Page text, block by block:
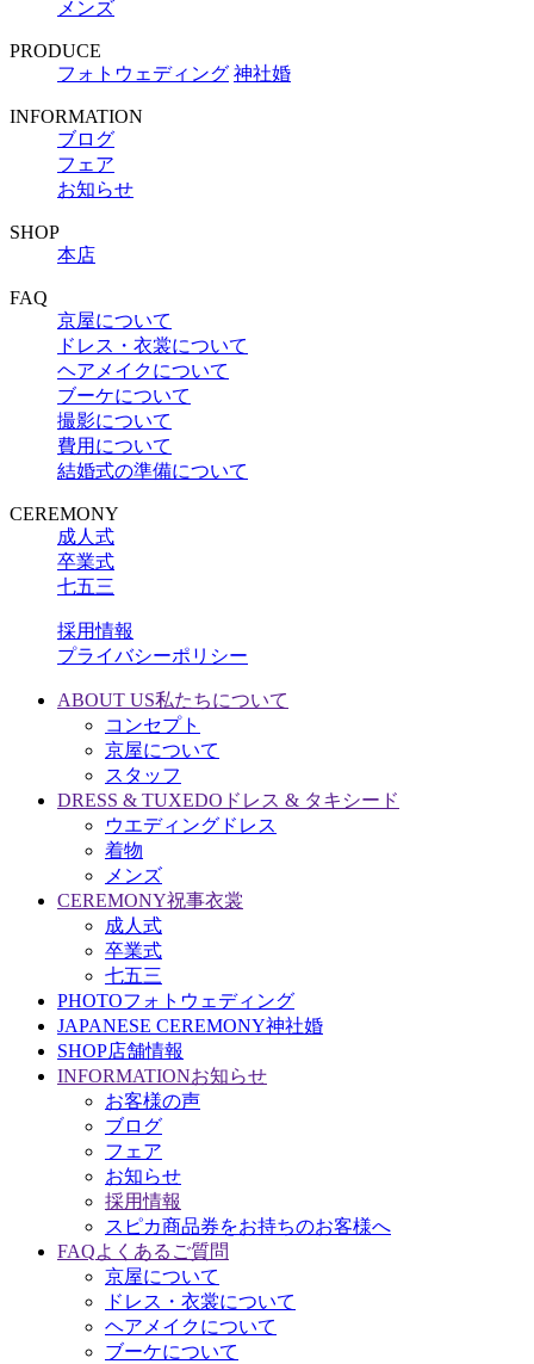
メンズ
PRODUCE
フォトウェディング 神社婚
INFORMATION
ブログ
フェア
お知らせ
SHOP
本店
FAQ
京屋について
ドレス・衣裳について
ヘアメイクについて
ブーケについて
撮影について
費用について
結婚式の準備について
CEREMONY
成人式
卒業式
七五三
採用情報
プライバシーポリシー
ABOUT US私たちについて
コンセプト
京屋について
スタッフ
DRESS & TUXEDO ドレス & タキシード
ウエディングドレス
着物
メンズ
CEREMONY祝事衣裳
成人式
卒業式
七五三
PHOTOフォトウェディング
JAPANESE CEREMONY神社婚
SHOP店舗情報
INFORMATIONお知らせ
お客様の声
ブログ
フェア
お知らせ
採用情報
スピカ商品券をお持ちのお客様へ
FAQよくあるご質問
京屋について
ドレス・衣裳について
ヘアメイクについて
ブーケについて